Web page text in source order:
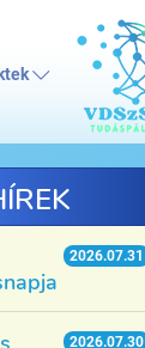
2026.07.31
2026.07.30